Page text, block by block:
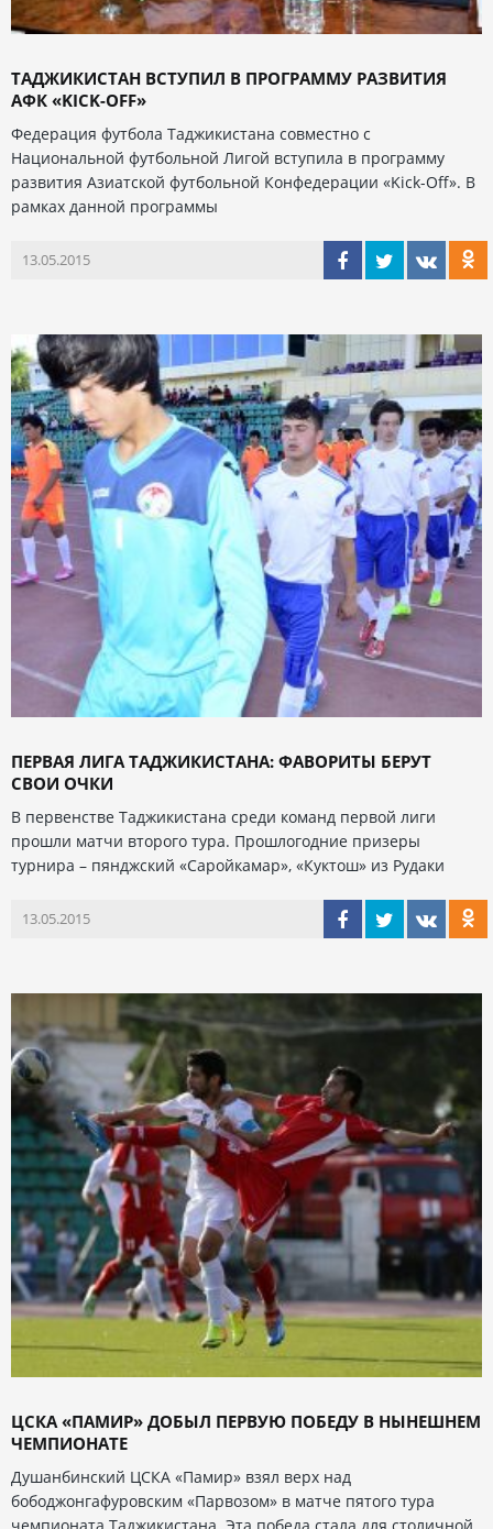
ТАДЖИКИСТАН ВСТУПИЛ В ПРОГРАММУ РАЗВИТИЯ
АФК «KICK-OFF»
Федерация футбола Таджикистана совместно с
Национальной футбольной Лигой вступила в программу
развития Азиатской футбольной Конфедерации «Kick-Off». В
рамках данной программы
13.05.2015
ПЕРВАЯ ЛИГА ТАДЖИКИСТАНА: ФАВОРИТЫ БЕРУТ
СВОИ ОЧКИ
В первенстве Таджикистана среди команд первой лиги
прошли матчи второго тура. Прошлогодние призеры
турнира – пянджский «Саройкамар», «Куктош» из Рудаки
13.05.2015
ЦСКА «ПАМИР» ДОБЫЛ ПЕРВУЮ ПОБЕДУ В НЫНЕШНЕМ
ЧЕМПИОНАТЕ
Душанбинский ЦСКА «Памир» взял верх над
бободжонгафуровским «Парвозом» в матче пятого тура